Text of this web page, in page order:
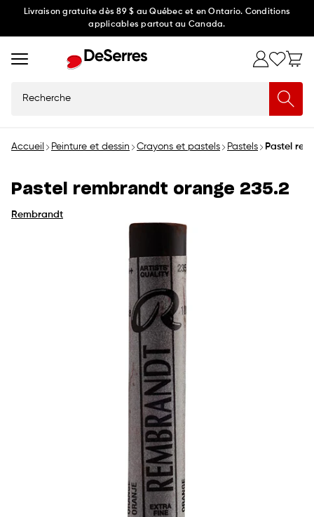
Ignorer
au
Livraison gratuite dès 89 $ au Québec et en Ontario. Conditions
applicables partout au Canada.
Accueil Peinture et dessin Crayons et pastels Pastels Pastel
Pastel rembrandt orange 235.2
Rembrandt